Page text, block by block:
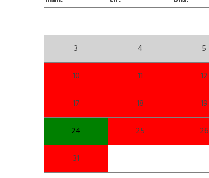
3 4 5
10 11 12
17 18 19
24 25 26
31